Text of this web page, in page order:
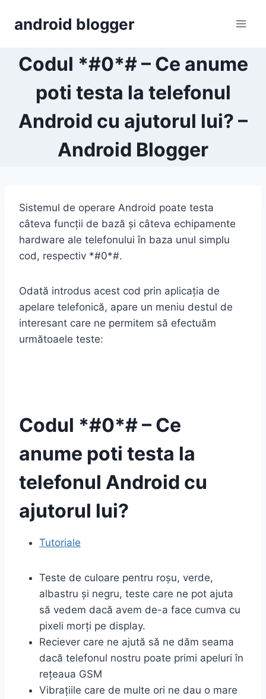
android blogger
Codul *#0*# – Ce anume
poti testa la telefonul
Android cu ajutorul lui? –
Android Blogger
Sistemul de operare Android poate testa
câteva funcții de bază și câteva echipamente
hardware ale telefonului în baza unul simplu
cod, respectiv *#0*#.
Odată introdus acest cod prin aplicația de
apelare telefonică, apare un meniu destul de
interesant care ne permitem să efectuăm
următoaele teste:
Codul *#0*# – Ce
anume poti testa la
telefonul Android cu
ajutorul lui?
Tutoriale
Teste de culoare pentru roșu, verde,
albastru și negru, teste care ne pot ajuta
să vedem dacă avem de-a face cumva cu
pixeli morți pe display.
Reciever care ne ajută să ne dăm seama
dacă telefonul nostru poate primi apeluri în
rețeaua GSM
Vibrațiile care de multe ori ne dau o mare